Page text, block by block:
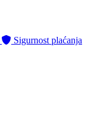
Sigurnost plaćanja